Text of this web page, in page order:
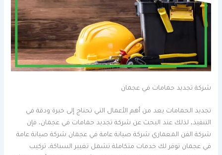
شركة تجديد حمامات في عجمان
تجديد الحمامات يعد من أهم الأعمال التي تحتاج إلى خبرة ودقة في
التنفيذ، لذلك عند البحث عن شركة تجديد حمامات في عجمان، فإن
شركة الفن المعماري شركة صيانة عامة في عجمان شركة صيانة عامة
في عجمان توفر لك خدمات متكاملة تشمل تغيير السباكة، تركيب